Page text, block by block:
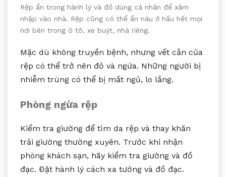
Rệp ẩn trong hành lý và đồ dùng cá nhân để xâm
nhập vào nhà. Rệp cũng có thể ẩn náu ở hầu hết mọi
nơi bên trong ô tô, xe buýt, nhà riêng.
Mặc dù không truyền bệnh, nhưng vết cắn của
rệp có thể trở nên đỏ và ngứa. Những người bị
nhiễm trùng có thể bị mất ngủ, lo lắng.
Phòng ngừa rệp
Kiểm tra giường để tìm da rệp và thay khăn
trải giường thường xuyên. Trước khi nhận
phòng khách sạn, hãy kiểm tra giường và đồ
đạc. Đặt hành lý cách xa tường và đồ đạc.